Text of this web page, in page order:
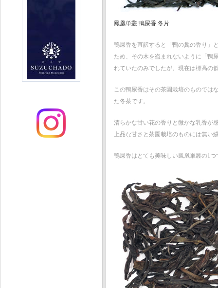
鳳凰単叢 鴨屎香 冬片
鴨屎香を直訳すると「鴨の糞の香り」
ため、その木を盗まれないように「鴨
れていたのみでしたが、現在は標高の
この鴨屎香はその茶園栽培のものでは
た冬茶です。
清らかな甘い花の香りと微かな乳香が
上品な甘さと茶園栽培のものには無い
鴨屎香はとても美味しい鳳凰単叢の1